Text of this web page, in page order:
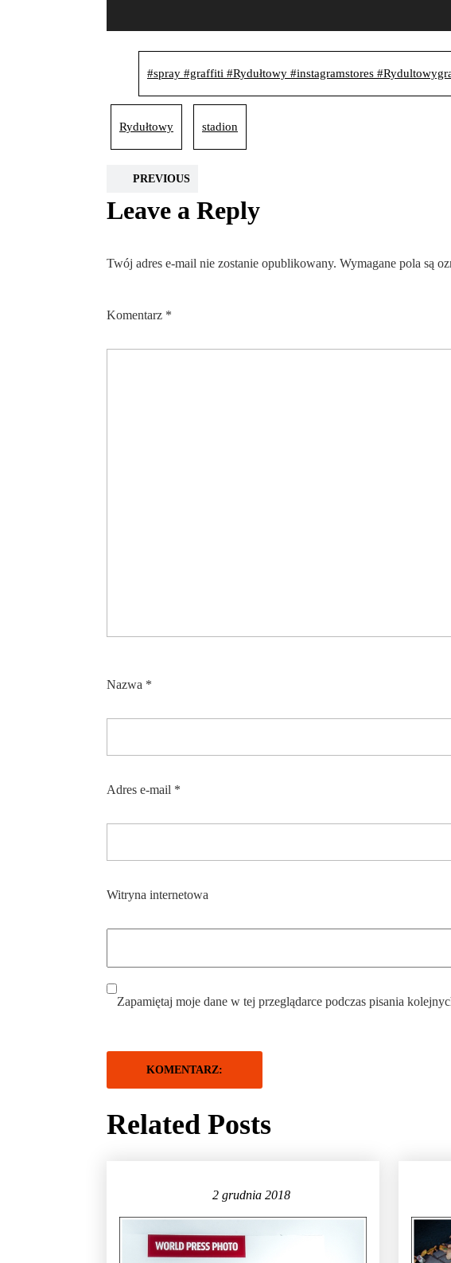
#spray #graffiti #Rydułtowy #instagramstores
Rydułtowy stadion
PREVIOUS
Leave a Reply
Twój adres e-mail nie zostanie opublikowany. Wymagane pola są
Komentarz *
Nazwa *
Adres e-mail *
Witryna internetowa
Zapamiętaj moje dane w tej przeglądarce podczas pisania
Related Posts
2 grudnia 2018